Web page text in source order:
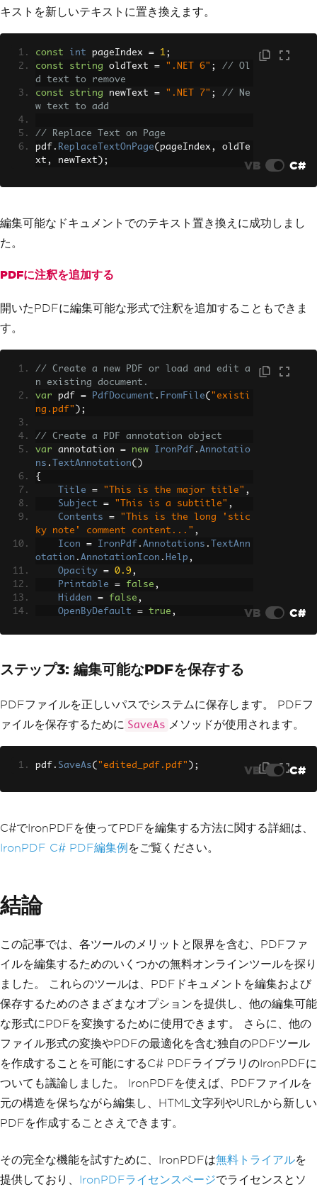
キストを新しいテキストに置き換えます。
const int pageIndex = 1;
const
string oldText = ".NET 6" ;
// Ol
d text to remove
const
string newText = ".NET 7" ;
// Ne
w text to add
// Replace Text on Page
pdf . ReplaceTextOnPage( pageIndex,
oldTe
xt , newText ); VB C#
編集可能なドキュメントでのテキスト置き換えに成功しまし
た。
PDFに注釈を追加する
開いたPDFに編集可能な形式で注釈を追加することもできま
す。
// Create a new PDF or load and edit a
n existing document.
var pdf = PdfDocument . FromFile( "existi
ng.pdf" );
// Create a PDF annotation object
var annotation = new IronPdf . Annotatio
ns . TextAnnotation()
{
Title
= "This is the major title" ,
Subject
= "This is a subtitle" ,
Contents
=
"This is the long 'stic
ky note' comment content..." ,
Icon
= IronPdf . Annotations .
TextAnn
otation . AnnotationIcon . Help ,
Opacity
= 0.9 ,
Printable
= false ,
Hidden
= false ,
OpenByDefault
= true ,
// Add the annotation "sticky note" to
y new or existing PDF.
pdf.AddTextAnnotation ( annotation , 1,
1
50 , 250 );
VB C#
ステップ3: 編集可能なPDFを保存する
PDFファイルを正しいパスでシステムに保存します。 PDFフ
ァイルを保存するために SaveAs メソッドが使用されます。
pdf . SaveAs( "edited_pdf.pdf" ); VB C#
C#でIronPDFを使ってPDFを編集する方法に関する詳細は、
IronPDF C# PDF編集例 をご覧ください。
結論
この記事では、各ツールのメリットと限界を含む、PDFファ
イルを編集するためのいくつかの無料オンラインツールを探り
ました。 これらのツールは、PDFドキュメントを編集および
保存するためのさまざまなオプションを提供し、他の編集可能
な形式にPDFを変換するために使用できます。 さらに、他の
ファイル形式の変換やPDFの最適化を含む独自のPDFツール
を作成することを可能にするC# PDFライブラリのIronPDFに
ついても議論しました。 IronPDFを使えば、PDFファイルを
元の構造を保ちながら編集し、HTML文字列やURLから新しい
PDFを作成することさえできます。
その完全な機能を試すために、IronPDFは無料トライアルを
提供しており、 IronPDFライセンスページでライセンスとソ